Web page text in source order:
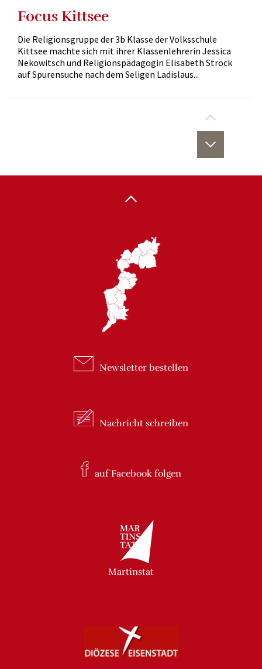
Focus Kittsee
Die Religionsgruppe der 3b Klasse der Volksschule
Kittsee machte sich mit ihrer Klassenlehrerin Jessica
Nekowitsch und Religionspädagogin Elisabeth Ströck
auf Spurensuche nach dem Seligen Ladislaus...
Newsletter bestellen
Nachricht schreiben
auf Facebookfolgen
Martinstat